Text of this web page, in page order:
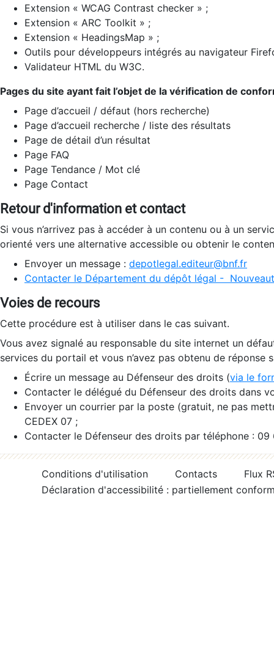
Extension « WCAG Contrast checker » ;
Extension « ARC Toolkit » ;
Extension « HeadingsMap » ;
Outils pour développeurs intégrés au navigateur
Validateur HTML du W3C.
Pages du site ayant fait l’objet de la vérification de
Page d’accueil / défaut (hors recherche)
Page d’accueil recherche / liste des résultats
Page de détail d’un résultat
Page FAQ
Page Tendance / Mot clé
Page Contact
Retour d'information et contact
Si vous n’arrivez pas à accéder à un contenu ou à un
orienté vers une alternative accessible ou obtenir le
Envoyer un message : depotlegal.editeur@bnf.fr
Contacter le Département du dépôt légal -
Voies de recours
Cette procédure est à utiliser dans le cas suivant.
Vous avez signalé au responsable du site internet un
services du portail et vous n’avez pas obtenu de réponse
Écrire un message au Défenseur des droits (via le
Contacter le délégué du Défenseur des droits dans
Envoyer un courrier par la poste (gratuit, ne pas
CEDEX 07 ;
Contacter le Défenseur des droits par téléphone :
Conditions d'utilisation Contacts
Flux
Déclaration d'accessibilité : partiellement